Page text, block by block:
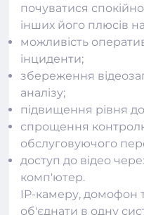
почуватися
інших його плюсів
можливість
інциденти;
збереження
аналізу;
підвищення рівня
спрощення
обслуговуючого
доступ до відео
комп'ютер.
IP-камеру, домофон
об'єднати в одну